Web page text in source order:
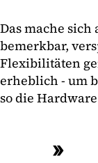
Das mache
bemerkbar,
Flexibilitäten
erheblich - um
so die